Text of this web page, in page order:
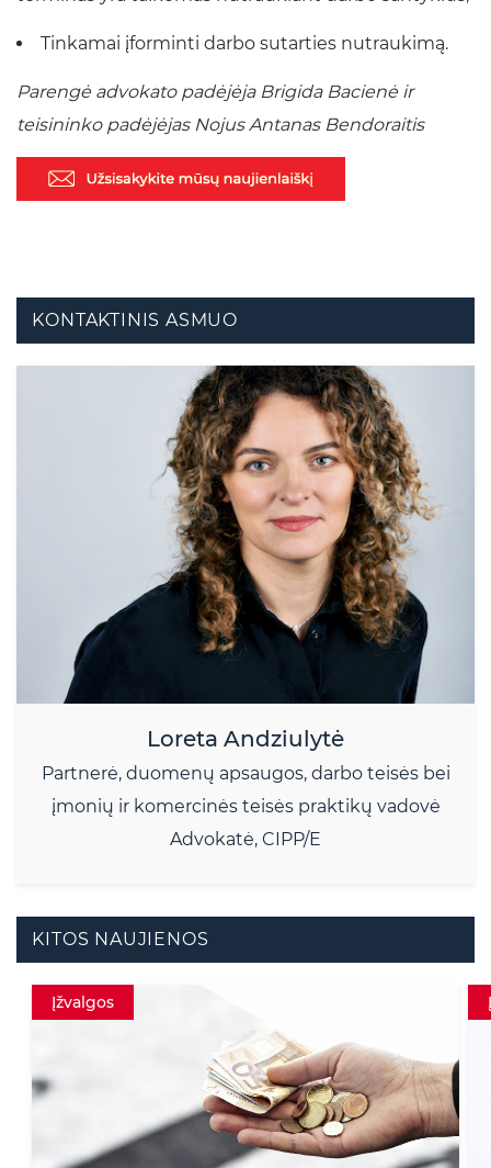
Tinkamai įforminti darbo sutarties nutraukimą.
Parengė advokato padėjėja Brigida Bacienė ir
teisininko padėjėjas Nojus Antanas Bendoraitis
KONTAKTINIS ASMUO
Loreta Andziulytė
Partnerė, duomenų apsaugos, darbo teisės bei
įmonių ir komercinės teisės praktikų vadovė
Advokatė, CIPP/E
KITOS NAUJIENOS
Įžvalgos Patarimai